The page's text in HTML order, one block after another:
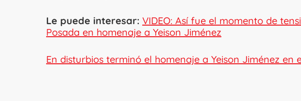
Le puede interesar: VIDEO: Así fue el momento de
Posada en homenaje a Yeison Jiménez
En disturbios terminó el homenaje a Yeison Jiménez en